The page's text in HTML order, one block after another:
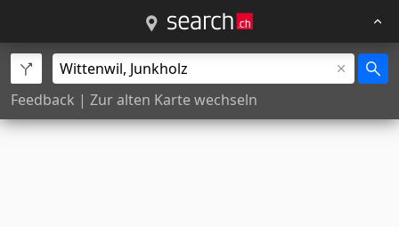
Feedback | Zur alten Karte wechseln